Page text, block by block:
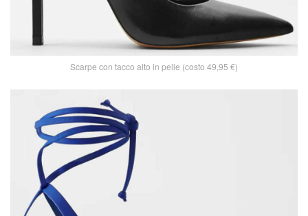
Scarpe con tacco alto in pelle (costo 49,95 €)